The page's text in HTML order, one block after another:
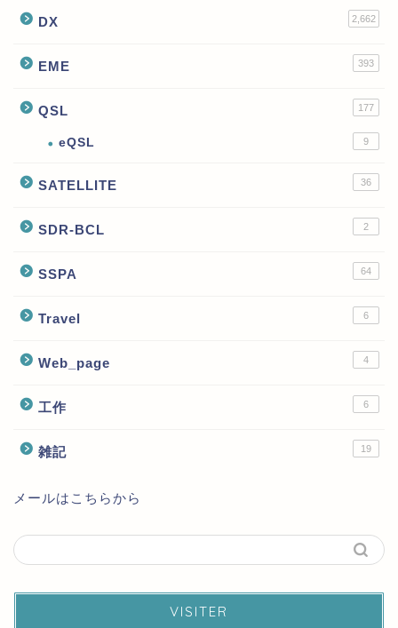
DX 2,662
EME 393
QSL 177
eQSL 9
SATELLITE 36
SDR-BCL 2
SSPA 64
Travel 6
Web_page 4
工作 6
雑記 19
メールはこちらから
VISITER